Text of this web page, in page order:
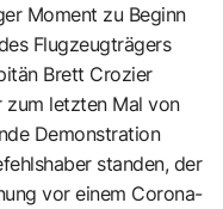
Moment zu Beginn
Flugzeugträgers
Brett Crozier
zum letzten Mal von
Demonstration
standen, der
vor einem Corona-